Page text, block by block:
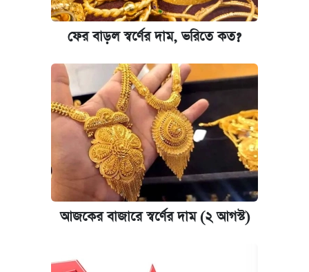
ফের বাড়ল স্বর্ণের দাম, ভরিতে কত?
আজকের বাজারে স্বর্ণের দাম (২ আগস্ট)